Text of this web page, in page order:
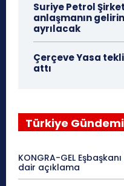
Suriye Petrol
anlaşmanın
ayrılacak
Çerçeve Yasa
attı
Türkiye Gündemi
KONGRA-GEL
dair açıklama